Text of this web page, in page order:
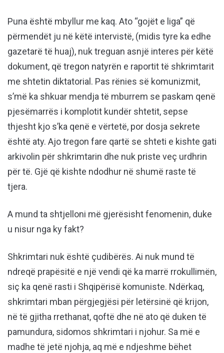
Puna është mbyllur me kaq. Ato “gojët e liga” që
përmendët ju në këtë intervistë, (midis tyre ka edhe
gazetarë të huaj), nuk treguan asnjë interes për këtë
dokument, që tregon natyrën e raportit të shkrimtarit
me shtetin diktatorial. Pas rënies së komunizmit,
s’më ka shkuar mendja të mburrem se paskam qenë
pjesëmarrës i komplotit kundër shtetit, sepse
thjesht kjo s’ka qenë e vërtetë, por dosja sekrete
është aty. Ajo tregon fare qartë se shteti e kishte gati
arkivolin për shkrimtarin dhe nuk priste veç urdhrin
për të. Gjë që kishte ndodhur në shumë raste të
tjera.
A mund ta shtjelloni më gjerësisht fenomenin, duke
u nisur nga ky fakt?
Shkrimtari nuk është çudibërës. Ai nuk mund të
ndreqë prapësitë e një vendi që ka marrë rrokullimën,
siç ka qenë rasti i Shqipërisë komuniste. Ndërkaq,
shkrimtari mban përgjegjësi për letërsinë që krijon,
në të gjitha rrethanat, qoftë dhe në ato që duken të
pamundura, sidomos shkrimtari i njohur. Sa më e
madhe të jetë njohja, aq më e ndjeshme bëhet